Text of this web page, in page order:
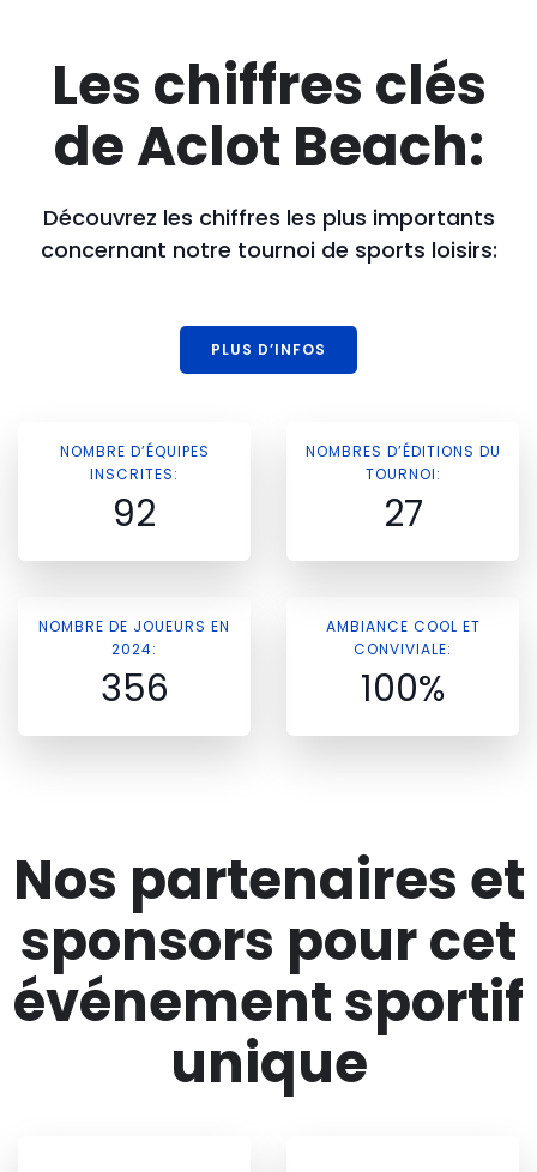
Les chiffres clés
de Aclot Beach:
Découvrez les chiffres les plus importants
concernant notre tournoi de sports loisirs:
PLUS D’INFOS
NOMBRE D’ÉQUIPES
INSCRITES:
92
NOMBRES D’ÉDITIONS DU
TOURNOI:
27
NOMBRE DE JOUEURS EN
2024:
356
AMBIANCE COOL ET
CONVIVIALE:
100%
Nos partenaires et
sponsors pour cet
événement sportif
unique